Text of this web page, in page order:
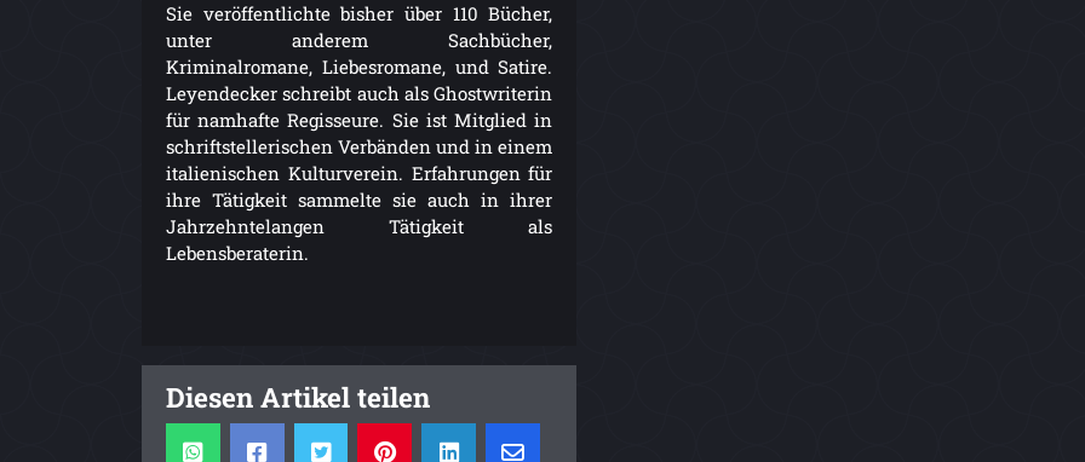
Sie veröffentlichte bisher über 110 Bücher,
unter anderem Sachbücher,
Kriminalromane, Liebesromane, und Satire.
Leyendecker schreibt auch als Ghostwriterin
für namhafte Regisseure. Sie ist Mitglied in
schriftstellerischen Verbänden und in einem
italienischen Kulturverein. Erfahrungen für
ihre Tätigkeit sammelte sie auch in ihrer
Jahrzehntelangen Tätigkeit als
Lebensberaterin.
Diesen Artikel teilen